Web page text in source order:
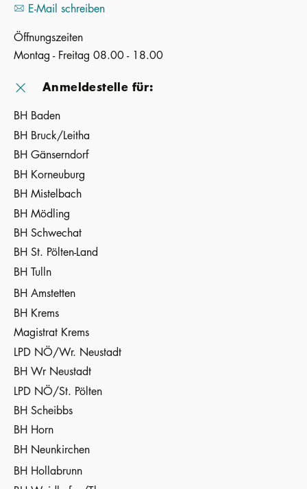
E-Mail schreiben
Öffnungszeiten
Montag - Freitag 08.00 - 18.00
Anmeldestelle für:
BH Baden
BH Bruck/Leitha
BH Gänserndorf
BH Korneuburg
BH Mistelbach
BH Mödling
BH Schwechat
BH St. Pölten-Land
BH Tulln
BH Amstetten
BH Krems
Magistrat Krems
LPD NÖ/Wr. Neustadt
BH Wr Neustadt
LPD NÖ/St. Pölten
BH Scheibbs
BH Horn
BH Neunkirchen
BH Hollabrunn